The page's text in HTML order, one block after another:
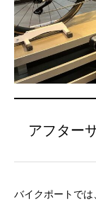
アフター
バイクポートで